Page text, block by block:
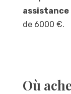
de 6000 €.
Où